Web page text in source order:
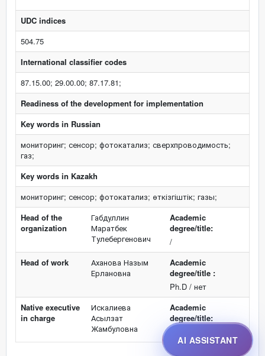
UDC indices
504.75
International classifier codes
87.15.00; 29.00.00; 87.17.81;
Readiness of the development for implementation
Key words in Russian
мониторинг; сенсор; фотокатализ; сверхпроводимость;
газ;
Key words in Kazakh
мониторинг; сенсор; фотокатализ; өткізгіштік; газы;
Head of the
organization
Габдуллин
Маратбек
Тулебергенович
Academic
degree/title:
/
Head of work
Аханова Назым
Ерлановна
Academic
degree/title :
Ph.D / нет
Native executive
in charge
Искалиева
Асылзат
Жамбуловна
Academic
degree/title:
-
AI ASSISTANT